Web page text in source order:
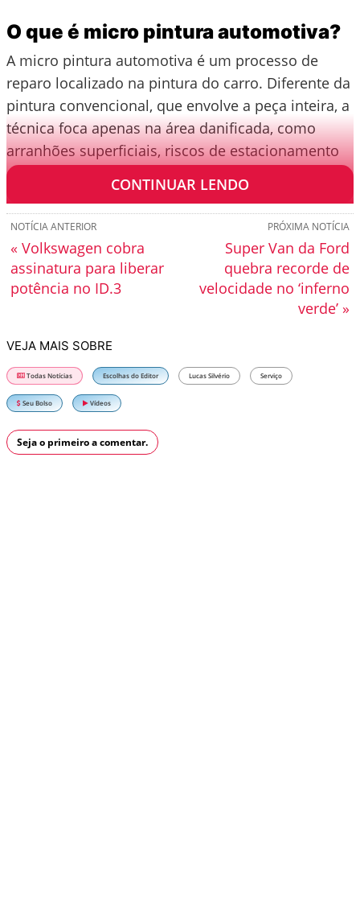
O que é micro pintura automotiva?
A micro pintura automotiva é um processo de
reparo localizado na pintura do carro. Diferente da
pintura convencional, que envolve a peça inteira, a
técnica foca apenas na área danificada, como
arranhões superficiais, riscos de estacionamento
ou pequenas marcas na lataria.
CONTINUAR LENDO
PRÓXIMA NOTÍCIA
Super Van da Ford
quebra recorde de
velocidade no ‘inferno
verde’ »
NOTÍCIA ANTERIOR
« Volkswagen cobra
assinatura para liberar
potência no ID.3
VEJA MAIS SOBRE
Todas Notícias Escolhas do Editor Lucas Silvério Serviço
Seu Bolso Vídeos
Seja o primeiro a comentar.